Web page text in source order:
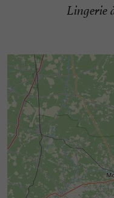
Lingerie